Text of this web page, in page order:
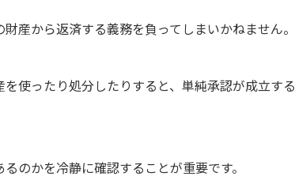
産から返済する義務を負ってしまいかねません。
使ったり処分したりすると、単純承認が成立す
のかを冷静に確認することが重要です。